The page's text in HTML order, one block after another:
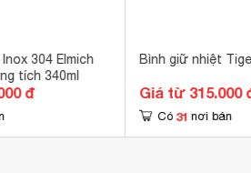
304 Elmich
tích 340ml
đ
Bình giữ nhiệt
Giá từ 315.000
Có 31 nơi bán